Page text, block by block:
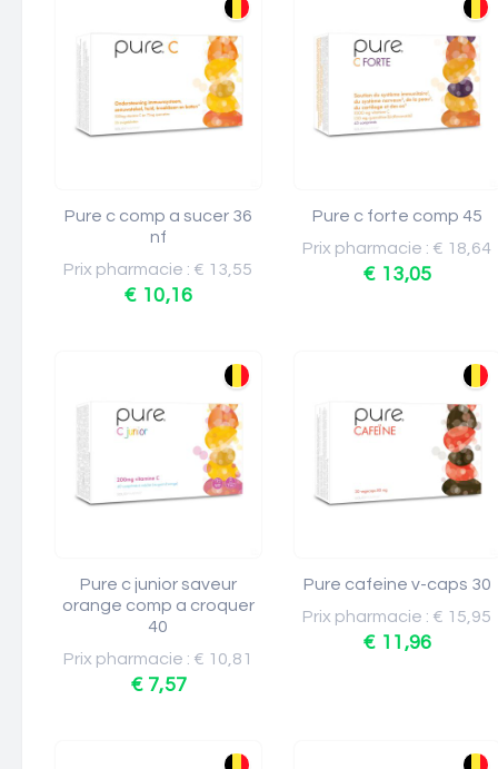
Pure c comp a sucer 36
nf
Prix pharmacie : € 13,55
€ 10,16
Pure c forte comp 45
Prix pharmacie : € 18,64
€ 13,05
Pure c junior saveur
orange comp a croquer
40
Prix pharmacie : € 10,81
€ 7,57
Pure cafeine v-caps 30
Prix pharmacie : € 15,95
€ 11,96